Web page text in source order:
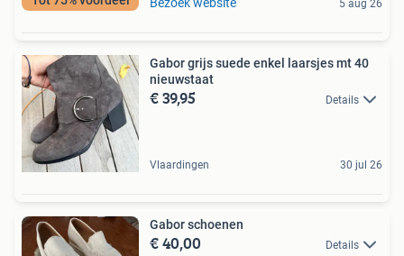
5 aug 26
Gabor grijs suede enkel laarsjes mt 40
nieuwstaat
€ 39,95 Details
Vlaardingen 30 jul 26
Gabor schoenen
€ 40,00 Details